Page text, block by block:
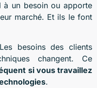
à un besoin ou apporte
marché. Et ils le font
besoins des clients
changent. Ce
si vous travaillez
.